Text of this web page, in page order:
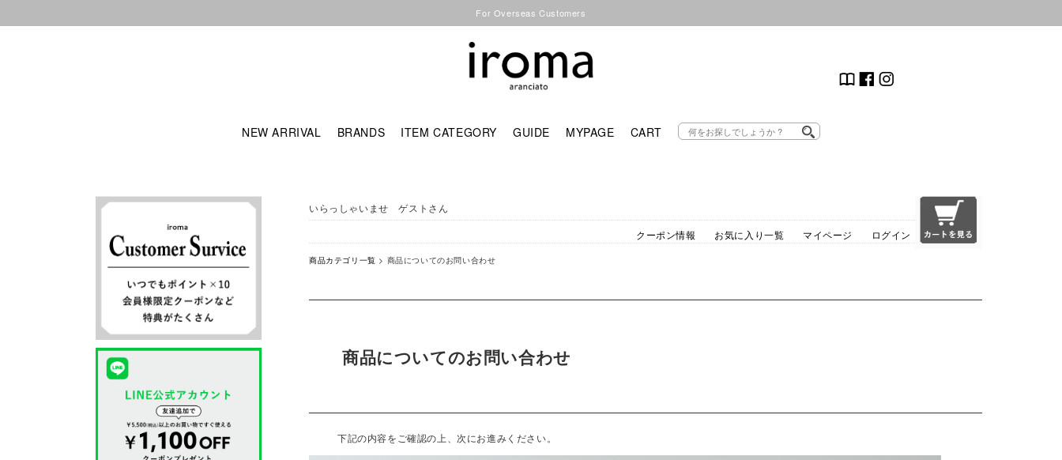
For Overseas Customers
NEW ARRIVAL BRANDS ITEM CATEGORY GUIDE MYPAGE CART
いらっしゃいませ ゲストさん
クーポン情報
お気に入り一覧 マイページ ログイン
商品カテゴリ一覧 > 商品についてのお問い合わせ
商品についてのお問い合わせ
下記の内容をご確認の上、次にお進みください。